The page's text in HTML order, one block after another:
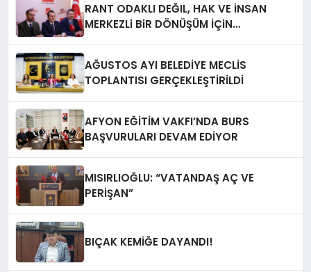
RANT ODAKLI DEĞIL, HAK VE İNSAN
MERKEZLi BiR DÖNÜŞÜM İÇiN
AĞUSTOS AYI BELEDİYE MECLİS
TOPLANTISI GERÇEKLEŞTİRİLDİ
AFYON EĞİTİM VAKFI’NDA BURS
BAŞVURULARI DEVAM EDİYOR
MISIRLIOĞLU: “VATANDAŞ AÇ VE
PERİŞAN”
BIÇAK KEMİĞE DAYANDI!